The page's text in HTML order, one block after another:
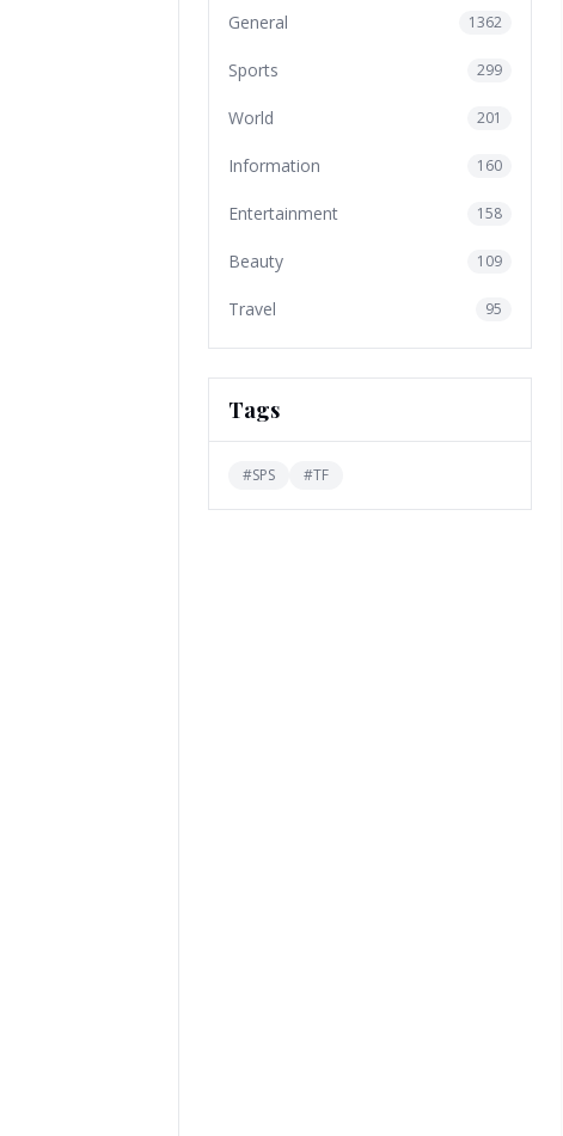
General 1362
Sports 299
World 201
Information 160
Entertainment 158
Beauty 109
Travel 95
Tags
#SPS #TF